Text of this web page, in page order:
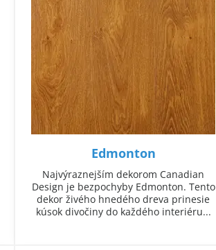
Edmonton
Najvýraznejším dekorom Canadian
Design je bezpochyby Edmonton. Tento
dekor živého hnedého dreva prinesie
kúsok divočiny do každého interiéru...